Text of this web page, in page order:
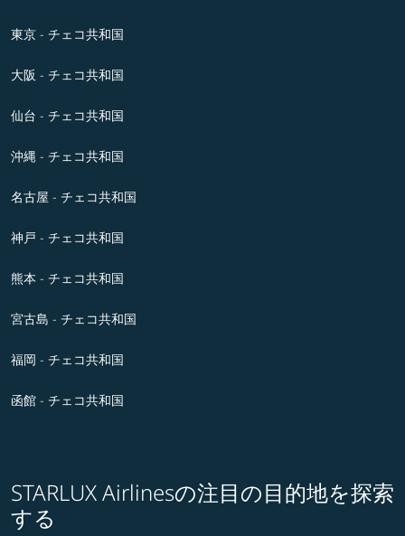
東京 - チェコ共和国
大阪 - チェコ共和国
仙台 - チェコ共和国
沖縄 - チェコ共和国
名古屋 - チェコ共和国
神戸 - チェコ共和国
熊本 - チェコ共和国
宮古島 - チェコ共和国
福岡 - チェコ共和国
函館 - チェコ共和国
STARLUX Airlinesの注目の目的地を探索
する